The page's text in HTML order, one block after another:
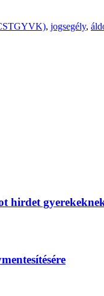
, jogsegély,